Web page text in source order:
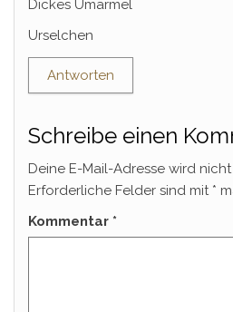
Dickes Umärmel
Urselchen
Antworten
Schreibe einen
Deine E-Mail-Adresse wird
Erforderliche Felder sind mit *
Kommentar *